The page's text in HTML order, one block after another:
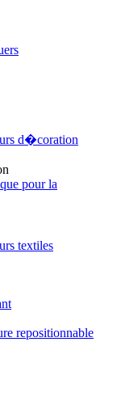
d�coration
pour la
textiles
repositionnable